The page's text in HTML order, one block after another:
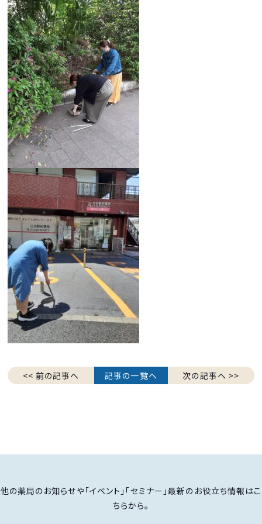
<< 前の記事へ 記事の一覧へ 次の記事へ >>
他の薬局のお知らせや「イベント」「セミナー」最新のお役立ち情報はこ
ちらから。